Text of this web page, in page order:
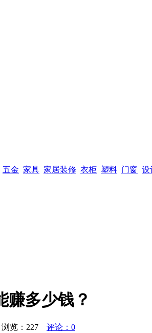
五金 家具 家居装修 衣柜 塑料 门窗 设
赚多少钱？
览： 227
评论：0